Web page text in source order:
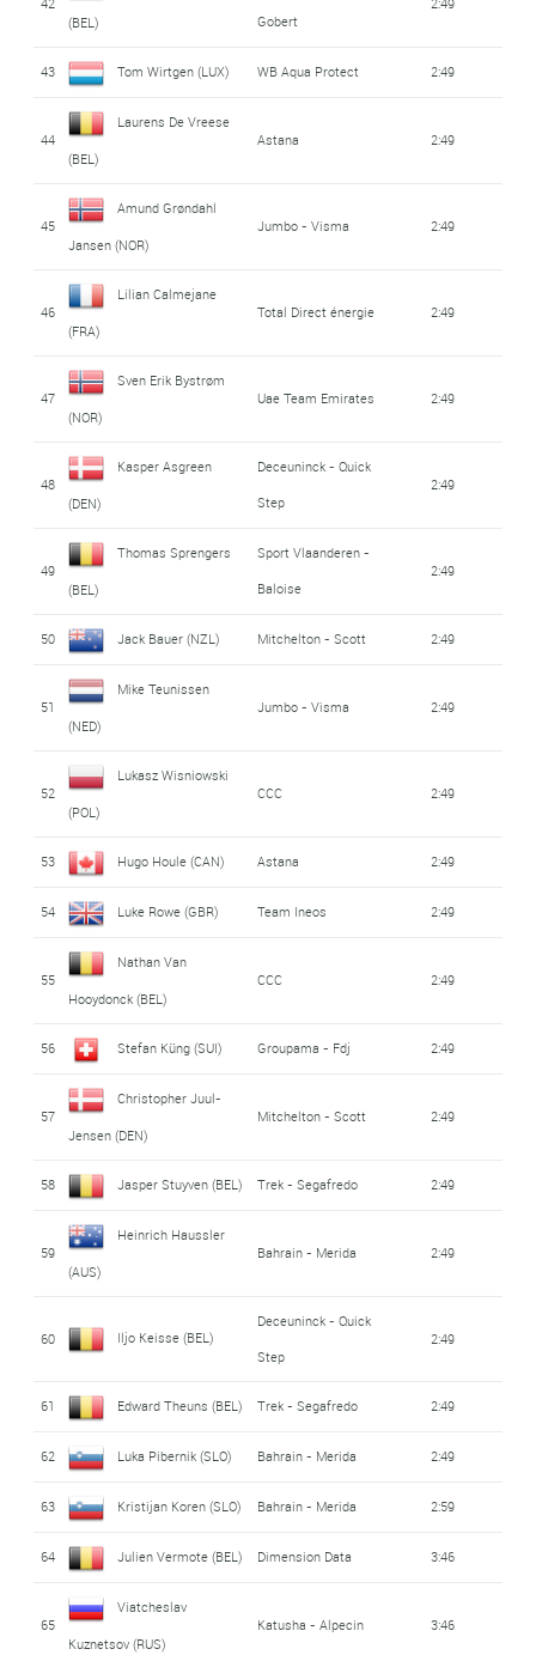
(BEL)
Gobert
43 Tom Wirtgen (LUX) WB Aqua Protect 2:49
44
Laurens De Vreese
(BEL)
Astana 2:49
45
Amund Grøndahl
Jansen (NOR)
Jumbo - Visma 2:49
46
Lilian Calmejane
(FRA)
Total Direct énergie 2:49
47
Sven Erik Bystrøm
(NOR)
Uae Team Emirates 2:49
48
Kasper Asgreen
(DEN)
Deceuninck - Quick
Step
2:49
49
Thomas Sprengers
(BEL)
Sport Vlaanderen -
Baloise
2:49
50 Jack Bauer (NZL) Mitchelton - Scott 2:49
51
Mike Teunissen
(NED)
Jumbo - Visma 2:49
52
Lukasz Wisniowski
(POL)
CCC 2:49
53 Hugo Houle (CAN) Astana 2:49
54 Luke Rowe (GBR) Team Ineos 2:49
55
Nathan Van
Hooydonck (BEL)
CCC 2:49
56 Stefan Küng (SUI) Groupama - Fdj 2:49
57
Christopher Juul-
Jensen (DEN)
Mitchelton - Scott 2:49
58 Jasper Stuyven (BEL) Trek - Segafredo 2:49
59
Heinrich Haussler
(AUS)
Bahrain - Merida 2:49
60 Iljo Keisse (BEL)
Deceuninck - Quick
Step
2:49
61 Edward Theuns (BEL) Trek - Segafredo 2:49
62 Luka Pibernik (SLO) Bahrain - Merida 2:49
63 Kristijan Koren (SLO) Bahrain - Merida 2:59
64 Julien Vermote (BEL) Dimension Data 3:46
65
Viatcheslav
Kuznetsov (RUS)
Katusha - Alpecin 3:46